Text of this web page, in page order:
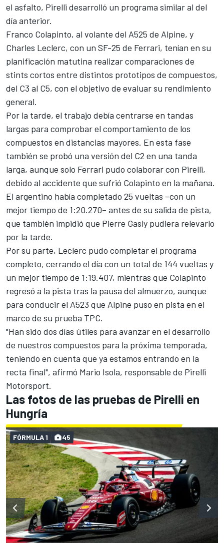
el asfalto, Pirelli desarrolló un programa similar al del
día anterior.
Franco Colapinto, al volante del A525 de Alpine, y
Charles Leclerc, con un SF-25 de Ferrari, tenían en su
planificación matutina realizar comparaciones de
stints cortos entre distintos prototipos de compuestos,
del C3 al C5, con el objetivo de evaluar su rendimiento
general.
Por la tarde, el trabajo debía centrarse en tandas
largas para comprobar el comportamiento de los
compuestos en distancias mayores. En esta fase
también se probó una versión del C2 en una tanda
larga, aunque solo Ferrari pudo colaborar con Pirelli,
debido al accidente que sufrió Colapinto en la mañana.
El argentino había completado 25 vueltas –con un
mejor tiempo de 1:20.270– antes de su salida de pista,
que también impidió que Pierre Gasly pudiera relevarlo
por la tarde.
Por su parte, Leclerc pudo completar el programa
completo, cerrando el día con un total de 144 vueltas y
un mejor tiempo de 1:19.407, mientras que Colapinto
regresó a la pista tras la pausa del almuerzo, aunque
para conducir el A523 que Alpine puso en pista en el
marco de su prueba TPC.
"Han sido dos días útiles para avanzar en el desarrollo
de nuestros compuestos para la próxima temporada,
teniendo en cuenta que ya estamos entrando en la
recta final", afirmó Mario Isola, responsable de Pirelli
Motorsport.
Las fotos de las pruebas de Pirelli en
Hungría
FÓRMULA 1 45